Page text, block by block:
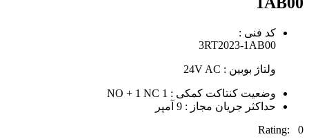
کد فنی :
3RT2023-1AB00
ولتاژ بوبین : 24V AC
وضعیت کنتاکت کمکی : 1 NO + 1 NC
حداکثر جریان مجاز : 9 آمپر
Rating: 0